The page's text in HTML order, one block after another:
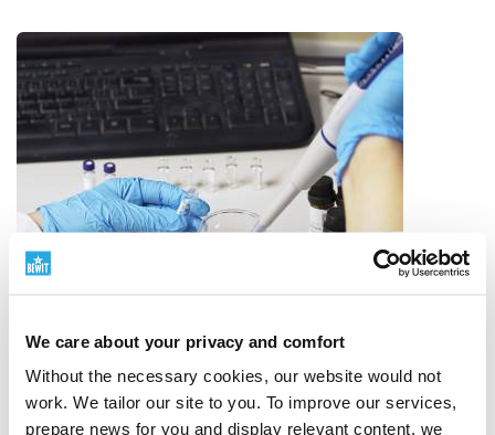
We care about your privacy and comfort
Without the necessary cookies, our website would not
work. We tailor our site to you. To improve our services,
prepare news for you and display relevant content, we